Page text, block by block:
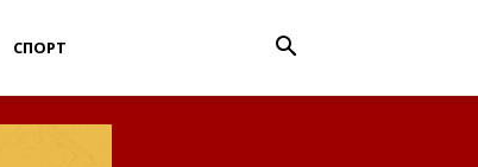
СПОРТ